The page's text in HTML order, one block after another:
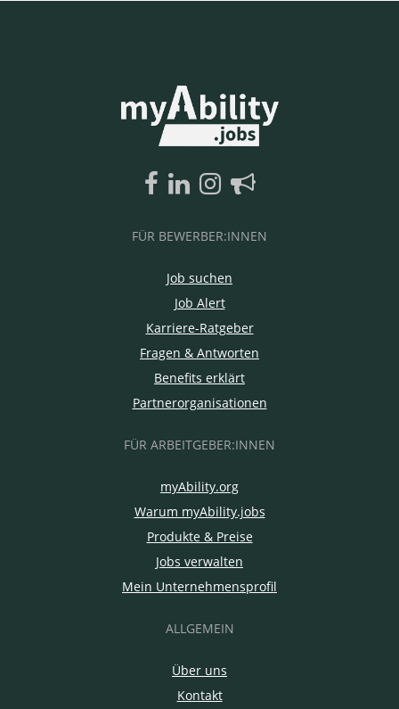
FÜR BEWERBER:INNEN
Job suchen
Job Alert
Karriere-Ratgeber
Fragen & Antworten
Benefits erklärt
Partnerorganisationen
FÜR ARBEITGEBER:INNEN
myAbility.org
Warum myAbility.jobs
Produkte & Preise
Jobs verwalten
Mein Unternehmensprofil
ALLGEMEIN
Über uns
Kontakt